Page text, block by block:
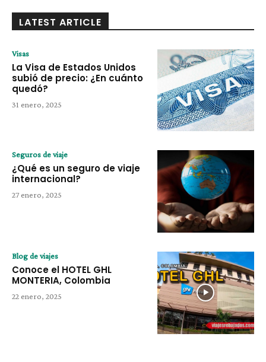
LATEST ARTICLE
Visas
La Visa de Estados Unidos
subió de precio: ¿En cuánto
quedó?
31 enero, 2025
Seguros de viaje
¿Qué es un seguro de viaje
internacional?
27 enero, 2025
Blog de viajes
Conoce el HOTEL GHL
MONTERIA, Colombia
22 enero, 2025